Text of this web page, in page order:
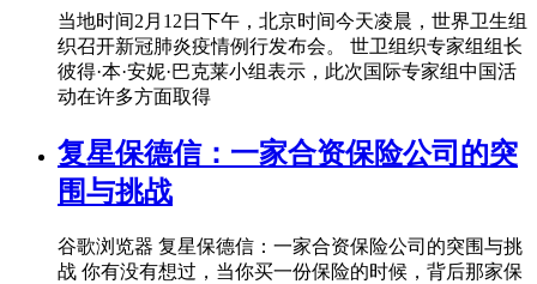
当地时间2月12日下午，北京时间今天凌晨，世界卫生组
织召开新冠肺炎疫情例行发布会。 世卫组织专家组组长
彼得·本·安妮·巴克莱小组表示，此次国际专家组中国活
动在许多方面取得
复星保德信：一家合资保险公司的突
围与挑战
谷歌浏览器 复星保德信：一家合资保险公司的突围与挑
战 你有没有想过，当你买一份保险的时候，背后那家保